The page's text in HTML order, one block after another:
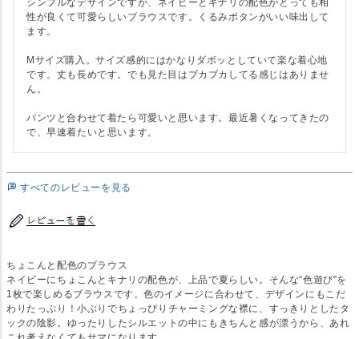
性が良くて可愛らしいブラウスです。くるみボタンがいい味出して
ます。
Mサイズ購入。サイズ感的にはかなりダボッとしていて楽な着心地
です。丈も長めです。でも見た目はブカブカしてる感じはありませ
ん。
パンツと合わせて着たら可愛いと思います。最近暑くなってきたの
で、早速着たいと思います。
すべてのレビューを見る
ちょこんと配色のブラウス
ネイビーにちょこんとキナリの配色が、上品で夏らしい。そんな“色遊び”を
1枚で楽しめるブラウスです。色のイメージに合わせて、デザインにもこだ
わりたっぷり！小ぶりでちょっぴりチャーミングな襟に、すっきりとしたタ
ックの陰影。ゆったりしたシルエットの中にもきちんと感が漂うから、あれ